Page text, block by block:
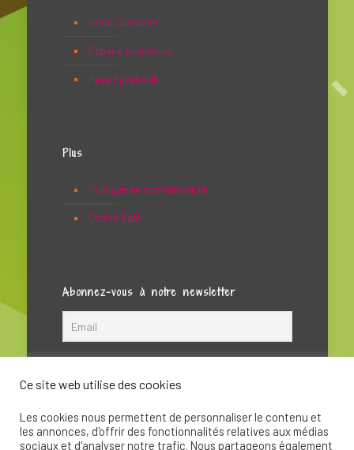
Nous contacter
Espace bénévoles
Page Facebook
Plus
Politique de confidentialité
Charte Café
Abonnez-vous à notre newsletter
Ce site web utilise des cookies
Les cookies nous permettent de personnaliser le contenu et
les annonces, d'offrir des fonctionnalités relatives aux médias
sociaux et d'analyser notre trafic. Nous partageons également